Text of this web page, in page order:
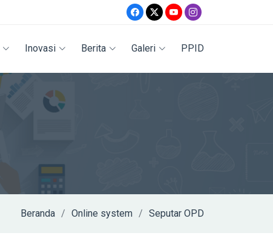
Inovasi Berita Galeri PPID
Beranda Online system Seputar OPD